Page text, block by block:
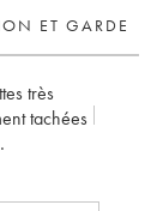
ET GARDE
très
tachées